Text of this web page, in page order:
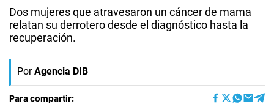
Dos mujeres que atravesaron un cáncer de mama
relatan su derrotero desde el diagnóstico hasta la
recuperación.
Por Agencia DIB
Para compartir: